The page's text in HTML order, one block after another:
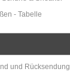
- Tabelle
und Rücksendung